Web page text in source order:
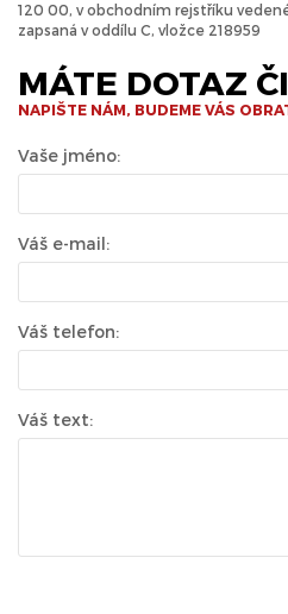
120 00, v obchodním rejstříku
zapsaná v oddílu C, vložce 218959
MÁTE DOTAZ
NAPIŠTE NÁM, BUDEME VÁS
Vaše jméno:
Váš e-mail:
Váš telefon:
Váš text: